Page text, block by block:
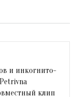
и инкогнито-
клип